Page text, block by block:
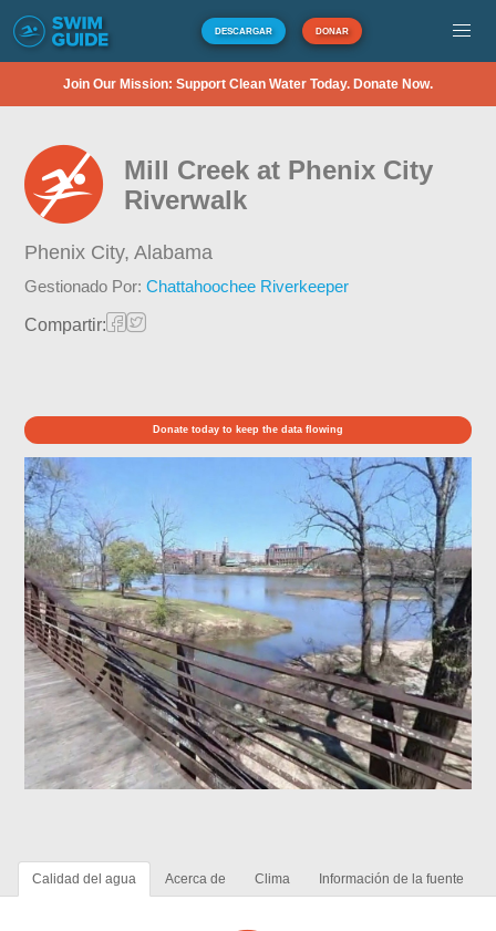
DESCARGAR DONAR
Join Our Mission: Support Clean Water Today. Donate Now.
Mill Creek at Phenix City
Riverwalk
Phenix City,Alabama
Gestionado Por:Chattahoochee Riverkeeper
Compartir:
Donate today to keep the data flowing
Calidad del agua Acerca de Clima Información de la fuente